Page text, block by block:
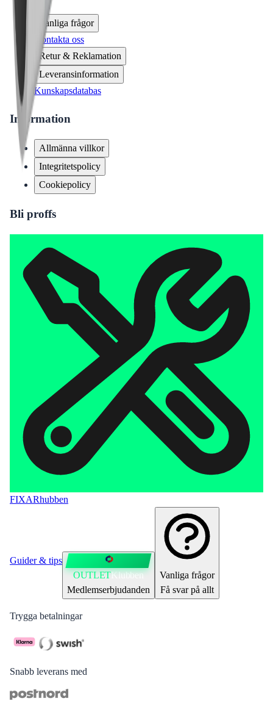
Vanliga frågor
Kontakta oss
Retur & Reklamation
Leveransinformation
Kunskapsdatabas
Information
Allmänna villkor
Integritetspolicy
Cookiepolicy
Bli proffs
FIXARhubben
Guider & tips
OUTLETKlubben
Medlemserbjudanden
Vanliga frågor
Få svar på allt
Trygga betalningar
Snabb leverans med